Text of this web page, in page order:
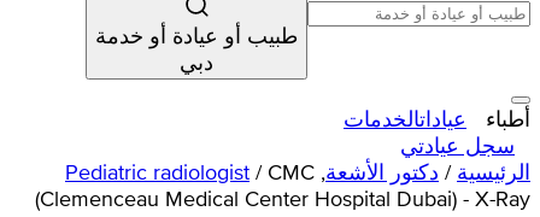
طبيب أو عيادة أو خدمة
دبي
أطباء عياداتالخدمات
سجل عيادتي
الرئيسية / دكتور الأشعة,
Pediatric radiologist / CMC
(Clemenceau Medical Center Hospital Dubai) - X-Ray